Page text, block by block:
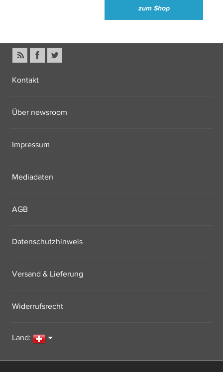
zum Shop
Kontakt
Über newsroom
Impressum
Mediadaten
AGB
Datenschutzhinweis
Versand & Lieferung
Widerrufsrecht
Land: